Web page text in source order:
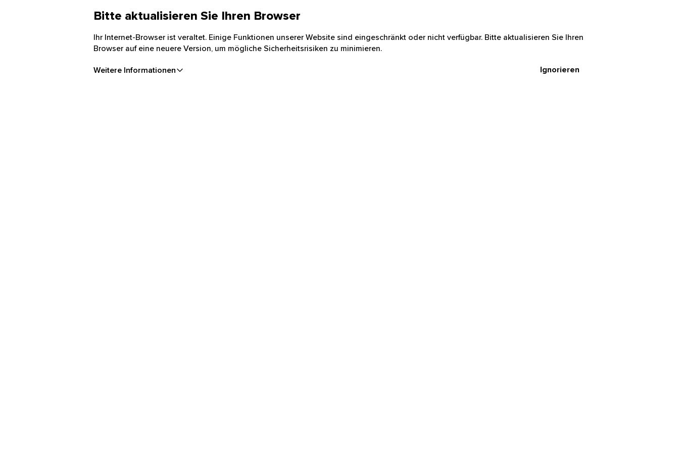
Bitte aktualisieren Sie Ihren Browser
Ihr Internet-Browser ist veraltet. Einige Funktionen unserer Website sind eingeschränkt oder nicht verfügbar. Bitte aktualisieren Sie Ihren
Browser auf eine neuere Version, um mögliche Sicherheitsrisiken zu minimieren.
Weitere Informationen Ignorieren